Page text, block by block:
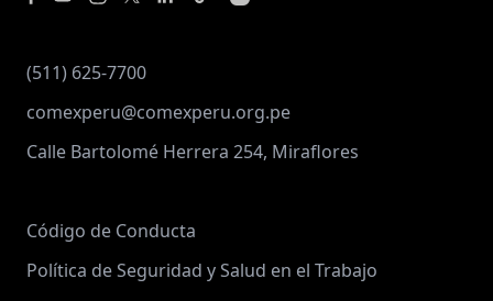
(511) 625-7700
comexperu@comexperu.org.pe
Calle Bartolomé Herrera 254, Miraflores
Código de Conducta
Política de Seguridad y Salud en el Trabajo